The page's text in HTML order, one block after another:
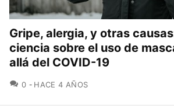
Gripe, alergia, y otras
ciencia sobre el uso de
allá del COVID-19
0 COMENTARIOS
HACE 4 AÑOS